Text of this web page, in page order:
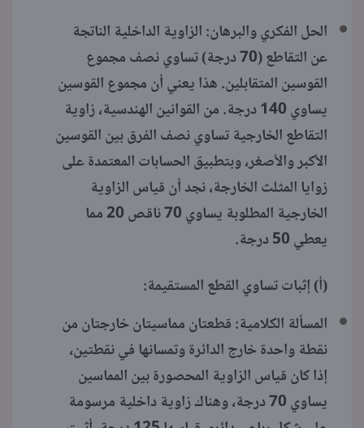
الحل الفكري والبرهان: الزاوية الداخلية الناتجة
عن التقاطع (70 درجة) تساوي نصف مجموع
القوسين المتقابلين. هذا يعني أن مجموع القوسين
يساوي 140 درجة. من القوانين الهندسية، زاوية
التقاطع الخارجية تساوي نصف الفرق بين القوسين
الأكبر والأصغر، وبتطبيق الحسابات المعتمدة على
زوايا المثلث الخارجة، نجد أن قياس الزاوية
الخارجية المطلوبة يساوي 70 ناقص 20 مما
يعطي 50 درجة.
(أ) إثبات تساوي القطع المستقيمة:
المسألة الكلامية: قطعتان مماسيتان خارجتان من
نقطة واحدة خارج الدائرة وتمسانها في نقطتين،
إذا كان قياس الزاوية المحصورة بين المماسين
يساوي 70 درجة، وهناك زاوية داخلية مرسومة